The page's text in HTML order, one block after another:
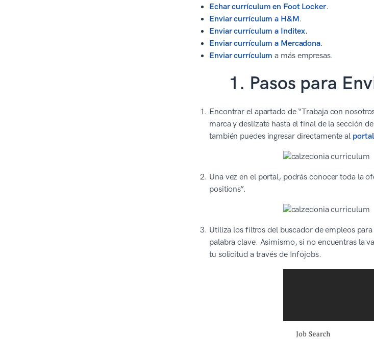
Echar currículum en Foot Locker.
Enviar currículum a H&M.
Enviar currículum a Inditex.
Enviar currículum a Mercadona.
Enviar currículum a más empresas.
1. Pasos para
Encontrar el apartado de “Trabaja con
marca y deslízate hasta el final de la sección
también puedes ingresar directamente al
Una vez en el portal, podrás conocer toda la
positions”.
Utiliza los filtros del buscador de empleos
palabra clave. Asimismo, si no encuentras la
tu solicitud a través de Infojobs.